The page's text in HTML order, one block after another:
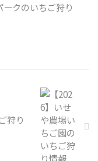
ークのいちご狩り
狩り